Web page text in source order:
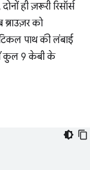
ही ज़रूरी रिसॉर्स
को
पाथ की लंबाई
में कुल 9 केबी के